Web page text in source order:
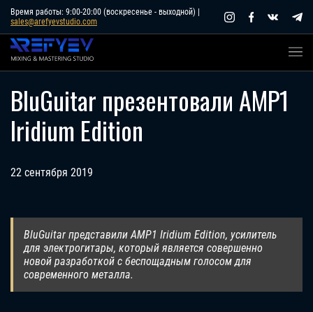
Skip
content
Время работы: 9:00-20:00 (воскресенье - выходной) |
sales@arefyevstudio.com
BluGuitar презентовали AMP1
Iridium Edition
22 сентября 2019
BluGuitar представили AMP1 Iridium Edition, усилитель
для электрогитары, который является совершенно
новой разработкой с беспощадным голосом для
современного металла.